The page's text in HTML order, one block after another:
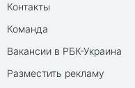
Контакты
Команда
Вакансии в РБК-Украина
Разместить рекламу